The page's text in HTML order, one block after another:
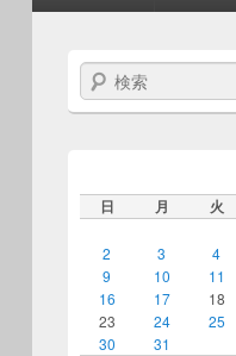
検索
日 月 火
2
3 4
9
10 11
16
17 18
23
24 25
30
31